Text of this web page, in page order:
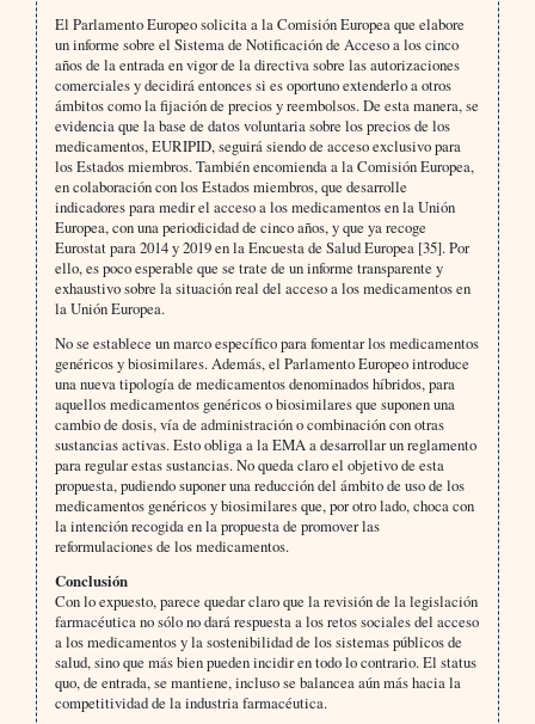
El Parlamento Europeo solicita a la Comisión Europea que elabore
un informe sobre el Sistema de Notificación de Acceso a los cinco
años de la entrada en vigor de la directiva sobre las autorizaciones
comerciales y decidirá entonces si es oportuno extenderlo a otros
ámbitos como la fijación de precios y reembolsos. De esta manera, se
evidencia que la base de datos voluntaria sobre los precios de los
medicamentos, EURIPID, seguirá siendo de acceso exclusivo para
los Estados miembros. También encomienda a la Comisión Europea,
en colaboración con los Estados miembros, que desarrolle
indicadores para medir el acceso a los medicamentos en la Unión
Europea, con una periodicidad de cinco años, y que ya recoge
Eurostat para 2014 y 2019 en la Encuesta de Salud Europea [35]. Por
ello, es poco esperable que se trate de un informe transparente y
exhaustivo sobre la situación real del acceso a los medicamentos en
la Unión Europea.
No se establece un marco específico para fomentar los medicamentos
genéricos y biosimilares. Además, el Parlamento Europeo introduce
una nueva tipología de medicamentos denominados híbridos, para
aquellos medicamentos genéricos o biosimilares que suponen una
cambio de dosis, vía de administración o combinación con otras
sustancias activas. Esto obliga a la EMA a desarrollar un reglamento
para regular estas sustancias. No queda claro el objetivo de esta
propuesta, pudiendo suponer una reducción del ámbito de uso de los
medicamentos genéricos y biosimilares que, por otro lado, choca con
la intención recogida en la propuesta de promover las
reformulaciones de los medicamentos.
Conclusión
Con lo expuesto, parece quedar claro que la revisión de la legislación
farmacéutica no sólo no dará respuesta a los retos sociales del acceso
a los medicamentos y la sostenibilidad de los sistemas públicos de
salud, sino que más bien pueden incidir en todo lo contrario. El status
quo, de entrada, se mantiene, incluso se balancea aún más hacia la
competitividad de la industria farmacéutica.